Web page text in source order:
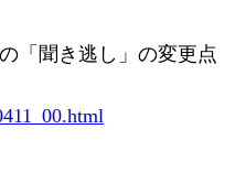
「聞き逃し」の変更点